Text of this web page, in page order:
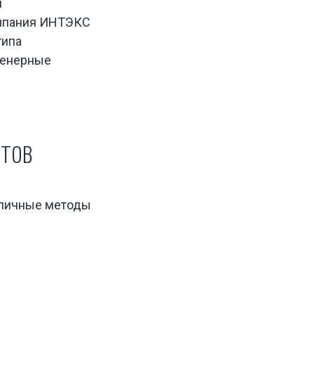
ИНТЭКС
методы